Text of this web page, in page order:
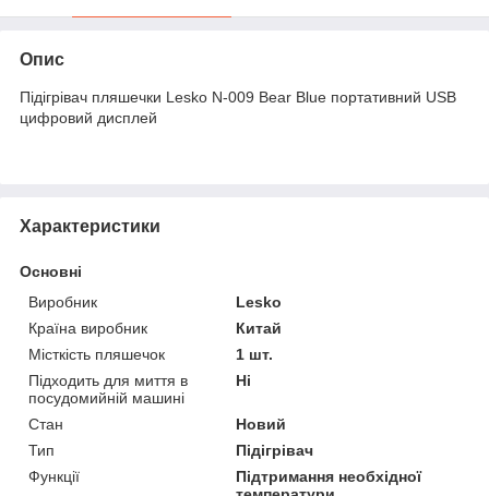
Опис
Підігрівач пляшечки Lesko N-009 Bear Blue портативний USB
цифровий дисплей
Характеристики
Основні
Виробник
Lesko
Країна виробник
Китай
Місткість пляшечок
1 шт.
Підходить для миття в
посудомийній машині
Ні
Стан
Новий
Тип
Підігрівач
Функції
Підтримання необхідної